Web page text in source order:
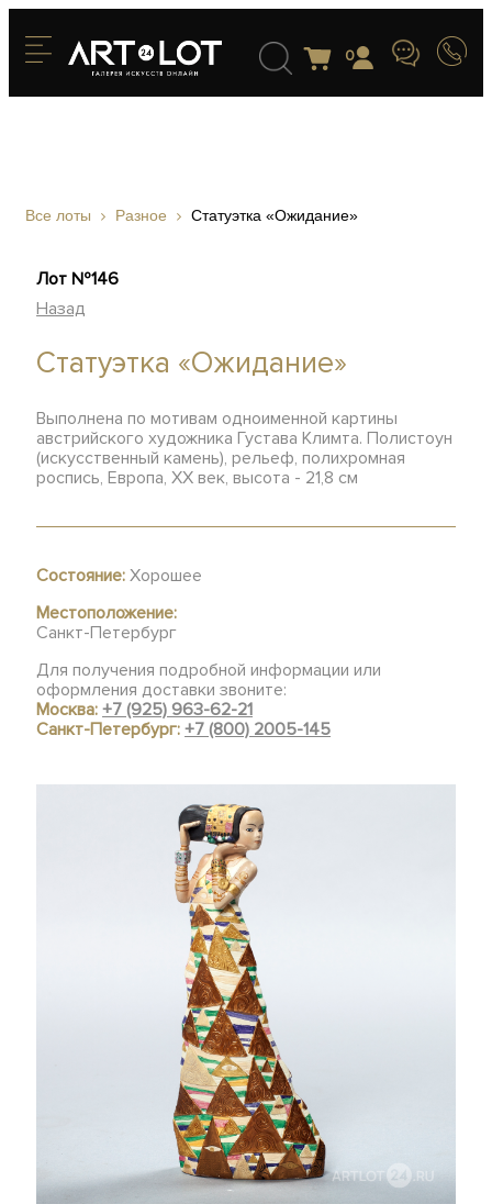
0
Все лоты Разное Статуэтка «Ожидание»
Лот №146
Назад
Статуэтка «Ожидание»
Выполнена по мотивам одноименной картины
австрийского художника Густава Климта. Полистоун
(искусственный камень), рельеф, полихромная
роспись, Европа, XX век, высота - 21,8 см
Состояние: Хорошее
Местоположение:
Санкт-Петербург
Для получения подробной информации или
оформления доставки звоните:
Москва:+7 (925) 963-62-21
Санкт-Петербург:+7 (800) 2005-145